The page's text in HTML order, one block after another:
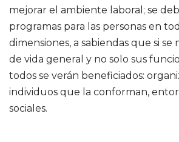
mejorar el ambiente laboral; se
programas para las personas en
dimensiones, a sabiendas que si se
de vida general y no solo sus
todos se verán beneficiados:
individuos que la conforman,
sociales.